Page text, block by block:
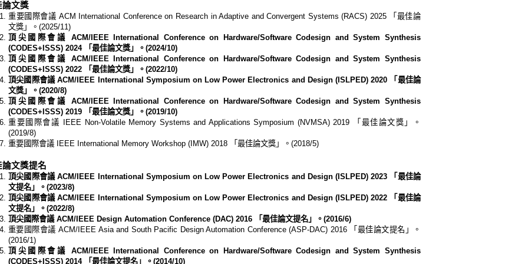
論文獎
重要國際會議 ACM International Conference on Research in Adaptive and Convergent Systems (RACS) 2025 「最佳論
文獎」。(2025/11)
頂尖國際會議 ACM/IEEE International Conference on Hardware/Software Codesign and System Synthesis
(CODES+ISSS) 2024 「最佳論文獎」。(2024/10)
頂尖國際會議 ACM/IEEE International Conference on Hardware/Software Codesign and System Synthesis
(CODES+ISSS) 2022 「最佳論文獎」。(2022/10)
頂尖國際會議 ACM/IEEE International Symposium on Low Power Electronics and Design (ISLPED) 2020 「最佳論
文獎」。(2020/8)
頂尖國際會議 ACM/IEEE International Conference on Hardware/Software Codesign and System Synthesis
(CODES+ISSS) 2019 「最佳論文獎」。(2019/10)
重要國際會議 IEEE Non-Volatile Memory Systems and Applications Symposium (NVMSA) 2019 「最佳論文獎」。
(2019/8)
重要國際會議 IEEE International Memory Workshop (IMW) 2018 「最佳論文獎」。(2018/5)
論文獎提名
頂尖國際會議 ACM/IEEE International Symposium on Low Power Electronics and Design (ISLPED) 2023 「最佳論
文提名」。(2023/8)
頂尖國際會議 ACM/IEEE International Symposium on Low Power Electronics and Design (ISLPED) 2022 「最佳論
文提名」。(2022/8)
頂尖國際會議 ACM/IEEE Design Automation Conference (DAC) 2016 「最佳論文提名」。(2016/6)
重要國際會議 ACM/IEEE Asia and South Pacific Design Automation Conference (ASP-DAC) 2016 「最佳論文提名」。
(2016/1)
頂尖國際會議 ACM/IEEE International Conference on Hardware/Software Codesign and System Synthesis
(CODES+ISSS) 2014 「最佳論文提名」。(2014/10)